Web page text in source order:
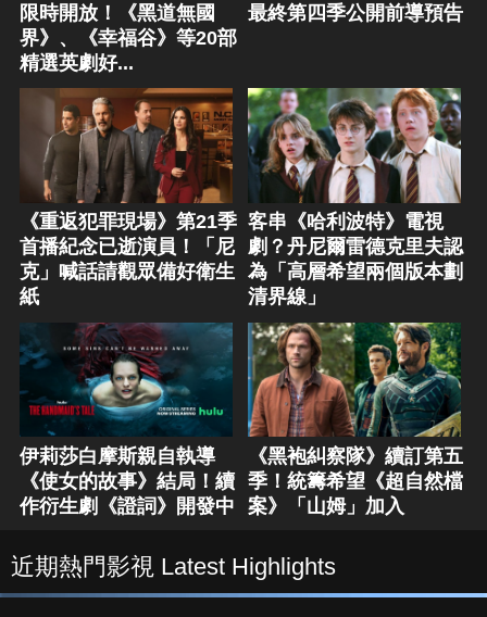
限時開放！《黑道無國
界》、《幸福谷》等20部
精選英劇好...
最終第四季公開前導預告
《重返犯罪現場》第21季
首播紀念已逝演員！「尼
克」喊話請觀眾備好衛生
紙
客串《哈利波特》電視
劇？丹尼爾雷德克里夫認
為「高層希望兩個版本劃
清界線」
伊莉莎白摩斯親自執導
《使女的故事》結局！續
作衍生劇《證詞》開發中
《黑袍糾察隊》續訂第五
季！統籌希望《超自然檔
案》「山姆」加入
近期熱門影視 Latest Highlights